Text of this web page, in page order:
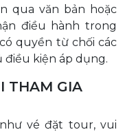
qua văn bản hoặc
điều hành trong
quyền từ chối các
kiện áp dụng.
THAM GIA
vé đặt tour, vui